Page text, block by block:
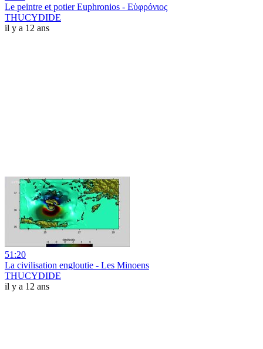
Le peintre et potier Euphronios - Εὐφρόνιος
THUCYDIDE
il y a 12 ans
51:20
La civilisation engloutie - Les Minoens
THUCYDIDE
il y a 12 ans